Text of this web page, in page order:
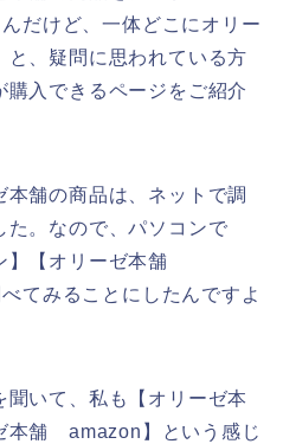
だけど、一体どこにオリー
と、疑問に思われている方
入できるページをご紹介
本舗の商品は、ネットで調
た。なので、パソコンで
】【オリーゼ本舗
てみることにしたんですよ
いて、私も【オリーゼ本
舗 amazon】という感じ